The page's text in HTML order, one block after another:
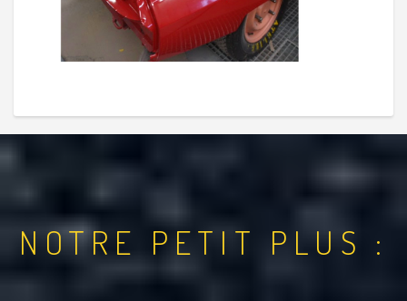
NOTRE PETIT PLUS :